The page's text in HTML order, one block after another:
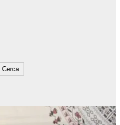
Cerca